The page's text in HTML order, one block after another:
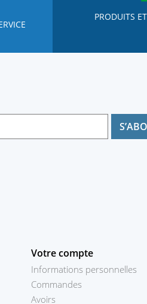
PRODUITS
Votre compte
Informations personnelles
Commandes
Avoirs